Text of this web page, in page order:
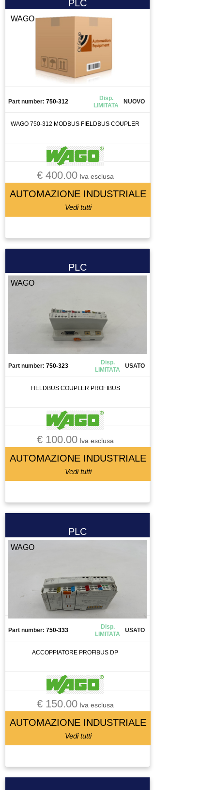
SALDATRICE
SEMAFORO
SEMICONDUTTORE
SENSORE DI FLUSSO
SISTEMA DI SERRAGGIO
SISTEMA DI VISIONE
SORGENTE LASER
STOPPER
STRUMENTO DI MISURA
TAVOLA GIREVOLE
TAVOLA ROTANTE
TERMOREGOLATORE
TOOL CHANGE
UTENSILE
VITE A RICIRCOLO DI SFERE
ZIONAMENTO
PLC
WAGO
Part number: 750-312
Disp.
LIMITATA
NUOVO
WAGO 750-312 MODBUS FIELDBUS COUPLER
€ 400.00Iva esclusa
AUTOMAZIONE INDUSTRIALE
Vedi tutti
PLC
WAGO
Part number: 750-323
Disp.
LIMITATA
USATO
FIELDBUS COUPLER PROFIBUS
€ 100.00Iva esclusa
AUTOMAZIONE INDUSTRIALE
Vedi tutti
PLC
WAGO
Part number: 750-333
Disp.
LIMITATA
USATO
ACCOPPIATORE PROFIBUS DP
€ 150.00Iva esclusa
AUTOMAZIONE INDUSTRIALE
Vedi tutti